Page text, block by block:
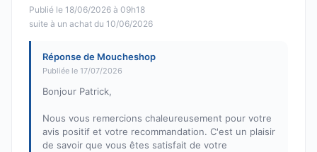
Publié le 18/06/2026 à 09h18
suite à un achat du 10/06/2026
Réponse de Moucheshop
Publiée le 17/07/2026
Bonjour Patrick,
Nous vous remercions chaleureusement pour votre
avis positif et votre recommandation. C'est un plaisir
de savoir que vous êtes satisfait de votre